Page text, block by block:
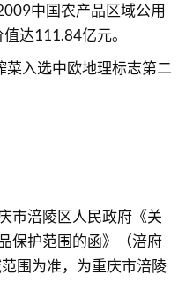
中国农产品区域公用
达111.84亿元。
入选中欧地理标志第二
市涪陵区人民政府《关
保护范围的函》（涪府
围为准，为重庆市涪陵